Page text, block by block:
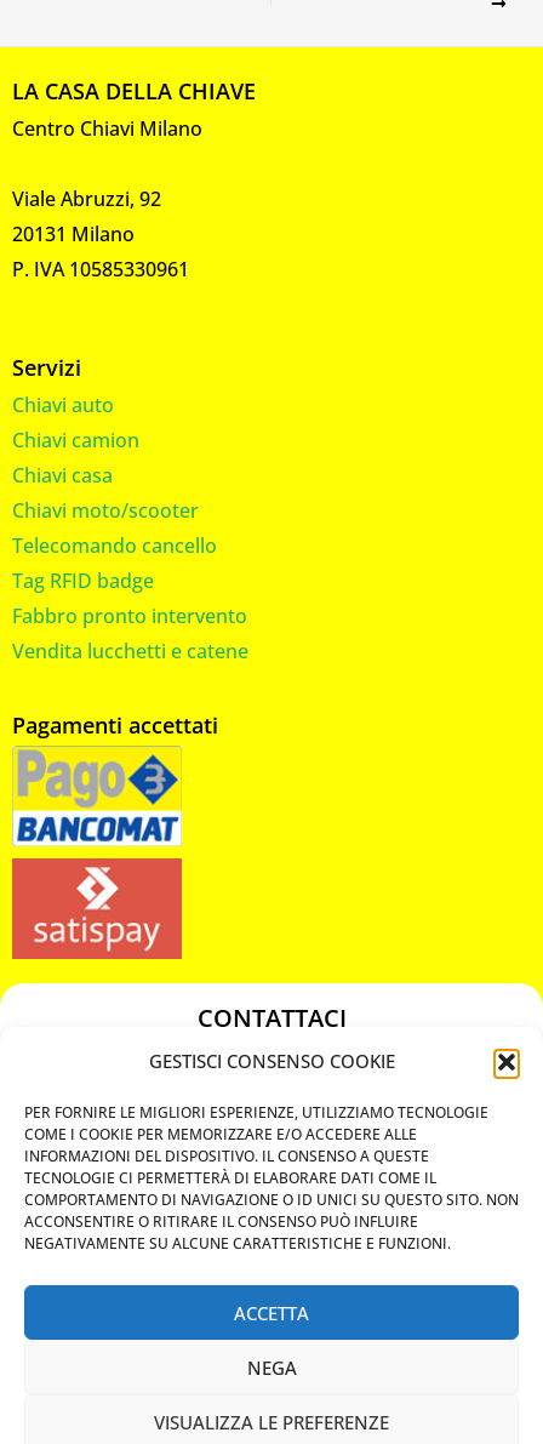
GESTISCI CONSENSO COOKIE
PER FORNIRE LE MIGLIORI ESPERIENZE, UTILIZZIAMO TECNOLOGIE
COME I COOKIE PER MEMORIZZARE E/O ACCEDERE ALLE
INFORMAZIONI DEL DISPOSITIVO. IL CONSENSO A QUESTE
TECNOLOGIE CI PERMETTERÀ DI ELABORARE DATI COME IL
COMPORTAMENTO DI NAVIGAZIONE O ID UNICI SU QUESTO SITO. NON
ACCONSENTIRE O RITIRARE IL CONSENSO PUÒ INFLUIRE
NEGATIVAMENTE SU ALCUNE CARATTERISTICHE E FUNZIONI.
ACCETTA
NEGA
VISUALIZZA LE PREFERENZE
LA CASA DELLA CHIAVE
Centro Chiavi Milano
Viale Abruzzi, 92
20131 Milano
P. IVA 10585330961
Servizi
Chiavi auto
Chiavi camion
Chiavi casa
Chiavi moto/scooter
Telecomando cancello
Tag RFID badge
Fabbro pronto intervento
Vendita lucchetti e catene
Pagamenti accettati
CONTATTACI
349 3863811
chiavicodificate@gmail.com
Privacy Policy
Cookie Policy
MAPS
CHIAMA ORA